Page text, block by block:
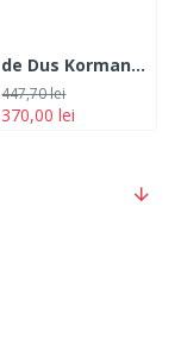
Coloana de Dus Korman Technik, Inox SUS304, Satinat, LY005
370,00 lei
447,70 lei